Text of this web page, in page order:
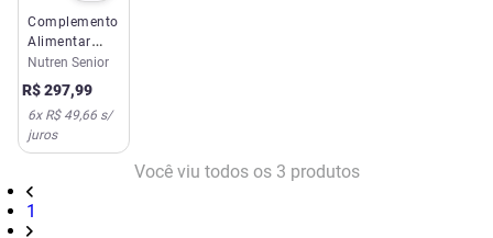
Complemento
Alimentar
Nutren Sênior
Sem Sabor
Zero Lactose
2 Unidades
740g Nestlé
Nutren Senior
R$297,99
6x R$ 49,66 s/
juros
Você viu todos os 3 produtos
1